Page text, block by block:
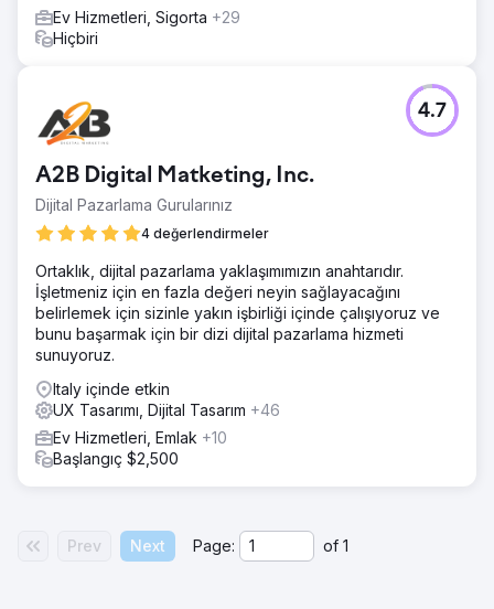
Ev Hizmetleri, Sigorta +29
Hiçbiri
A2B Digital Matketing, Inc.
Dijital Pazarlama Gurularınız
4 değerlendirmeler
4.7
Ortaklık, dijital pazarlama yaklaşımımızın anahtarıdır.
İşletmeniz için en fazla değeri neyin sağlayacağını
belirlemek için sizinle yakın işbirliği içinde çalışıyoruz ve
bunu başarmak için bir dizi dijital pazarlama hizmeti
sunuyoruz.
Italy içinde etkin
UX Tasarımı, Dijital Tasarım +46
Ev Hizmetleri, Emlak +10
Başlangıç $2,500
Prev Next Page: of 1